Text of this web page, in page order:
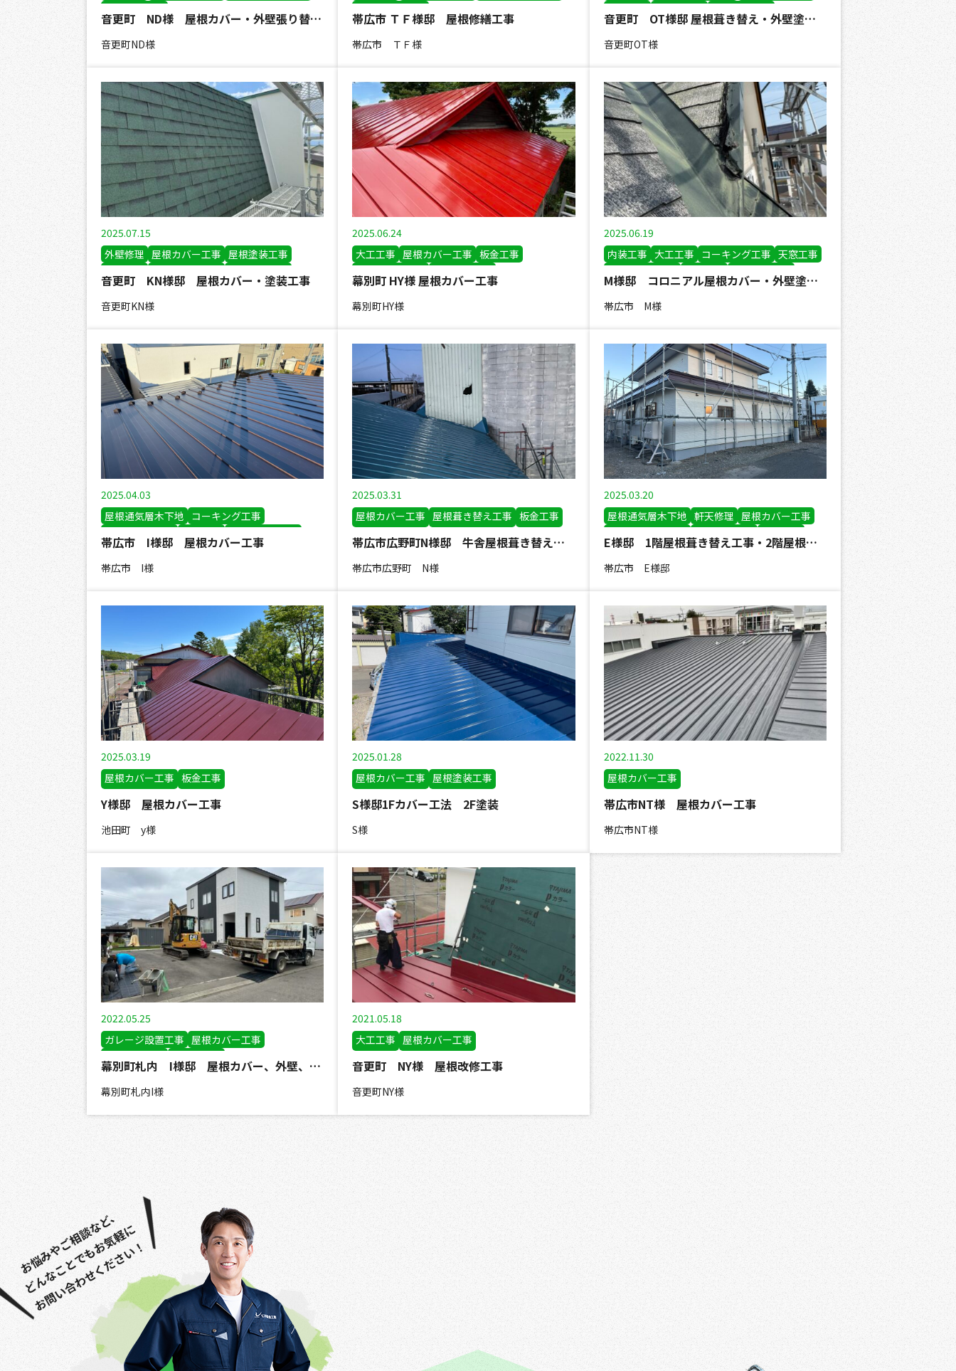
音更町 ND様 屋根カバー・外壁張り替え工事
音更町ND様
帯広市 ＴＦ様邸 屋根修繕工事
帯広市 ＴＦ様
音更町 OT様邸 屋根葺き替え・外壁塗装工事
音更町OT様
雨どい工事
2025.07.15
音更町 KN様邸 屋根カバー・塗装工事
音更町KN様
外壁修理 屋根カバー工事 屋根塗装工事
2025.06.24
幕別町 HY様 屋根カバー工事
幕別町HY様
大工工事 屋根カバー工事 板金工事
2025.06.19
M様邸 コロニアル屋根カバー・外壁塗装工事
帯広市 M様
内装工事 大工工事 コーキング工事 天窓工事
防水工事
2025.04.03
帯広市 I様邸 屋根カバー工事
帯広市 I様
屋根通気層木下地 コーキング工事
2025.03.31
帯広市広野町N様邸 牛舎屋根葺き替え工事
帯広市広野町 N様
屋根カバー工事 屋根葺き替え工事 板金工事
2025.03.20
E様邸 1階屋根葺き替え工事・2階屋根通気カバー工法・外壁カバー工事
帯広市 E様邸
屋根通気層木下地 軒天修理 屋根カバー工事
煙突板金巻 雪止め設置工事 外壁カバー工事
2025.03.19
Y様邸 屋根カバー工事
池田町 y様
屋根カバー工事 板金工事
2025.01.28
S様邸1Fカバー工法 2F塗装
S様
屋根カバー工事 屋根塗装工事
2022.11.30
帯広市NT様 屋根カバー工事
帯広市NT様
屋根カバー工事
2022.05.25
幕別町札内 I様邸 屋根カバー、外壁、外構工事
幕別町札内I様
ガレージ設置工事 屋根カバー工事
2021.05.18
音更町 NY様 屋根改修工事
音更町NY様
大工工事 屋根カバー工事
お悩みやご相談など、
どんなことでもお気軽に
お問い合わせください！